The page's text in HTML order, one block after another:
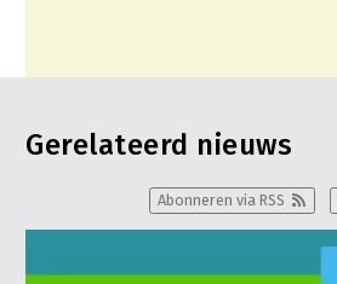
Gerelateerd nieuws
Abonneren via RSS